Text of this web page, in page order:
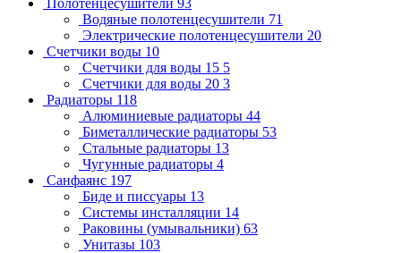
Водяные полотенцесушители 71
Электрические полотенцесушители 20
Счетчики воды 10
Счетчики для воды 15 5
Счетчики для воды 20 3
Радиаторы 118
Алюминиевые радиаторы 44
Биметаллические радиаторы 53
Стальные радиаторы 13
Чугунные радиаторы 4
Санфаянс 197
Биде и писсуары 13
Системы инсталляции 14
Раковины (умывальники) 63
Унитазы 103